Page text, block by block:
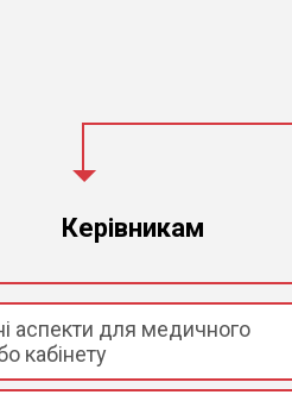
Керівникам
аспекти для медичного
кабінету